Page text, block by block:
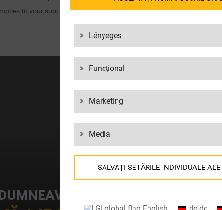
to your suppliers.
CU LGI
Lényeges
Funcțional
Marketing
Media
SALVAȚI SETĂRILE INDIVIDUALE ALE